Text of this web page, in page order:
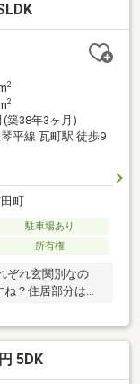
2
2
(築38年3ヶ月)
平線 瓦町駅 徒歩9
町
駐車場あり
所有権
ぞれ玄関別なの
？住居部分は部
横になれます。使
チン付きの物件で
できます。今回
用途で使用可能
5DK